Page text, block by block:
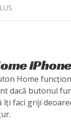
iPhone
Home
dacă butonul
faci griji